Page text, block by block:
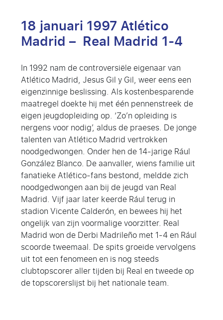
18 januari 1997 Atlético
Madrid – Real Madrid 1-4
In 1992 nam de controversiële eigenaar van
Atlético Madrid, Jesus Gil y Gil, weer eens een
eigenzinnige beslissing. Als kostenbesparende
maatregel doekte hij met één pennenstreek de
eigen jeugdopleiding op. ‘Zo’n opleiding is
nergens voor nodig’, aldus de praeses. De jonge
talenten van Atlético Madrid vertrokken
noodgedwongen. Onder hen de 14-jarige Rául
González Blanco. De aanvaller, wiens familie uit
fanatieke Atlético-fans bestond, meldde zich
noodgedwongen aan bij de jeugd van Real
Madrid. Vijf jaar later keerde Rául terug in
stadion Vicente Calderón, en bewees hij het
ongelijk van zijn voormalige voorzitter. Real
Madrid won de Derbi Madrileño met 1-4 en Rául
scoorde tweemaal. De spits groeide vervolgens
uit tot een fenomeen en is nog steeds
clubtopscorer aller tijden bij Real en tweede op
de topscorerslijst bij het nationale team.